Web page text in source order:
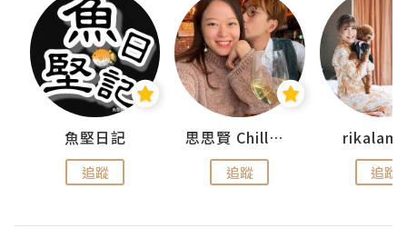
魚堅日記
追蹤
思思賢 ChillMyBabe
追蹤 追蹤